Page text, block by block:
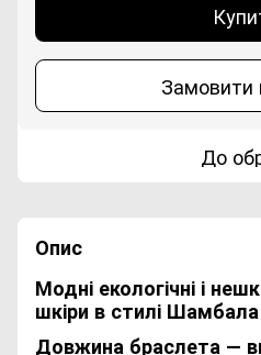
До
Опис
Модні екологічні і
шкіри в стилі Шамбала
Довжина браслета ―